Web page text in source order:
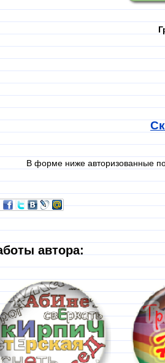
Ск
В форме ниже авторизованные
автора: